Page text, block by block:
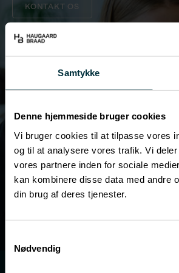
Samtykke
Denne hjemmeside bruger cookies
Vi bruger cookies til at tilpasse vores
og til at analysere vores trafik. Vi
vores partnere inden for sociale
kan kombinere disse data med andre
din brug af deres tjenester.
Nødvendig
KONTAKT OS